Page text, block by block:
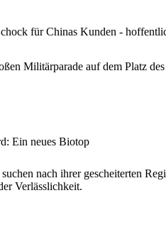
für Chinas Kunden -
Militärparade auf dem Platz
Ein neues Biotop
nach ihrer gescheiterten
Verlässlichkeit.